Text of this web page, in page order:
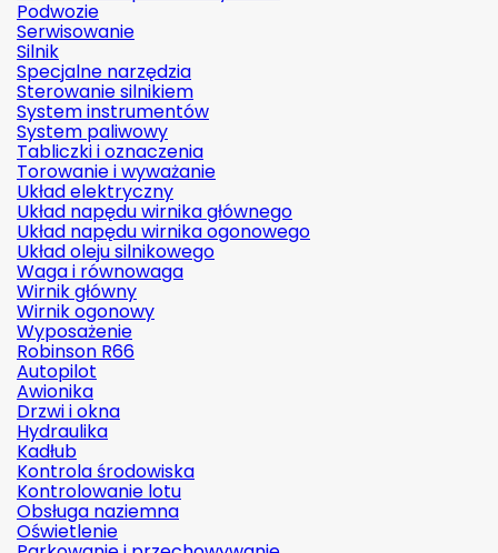
Podwozie
Serwisowanie
Silnik
Specjalne narzędzia
Sterowanie silnikiem
System instrumentów
System paliwowy
Tabliczki i oznaczenia
Torowanie i wyważanie
Układ elektryczny
Układ napędu wirnika głównego
Układ napędu wirnika ogonowego
Układ oleju silnikowego
Waga i równowaga
Wirnik główny
Wirnik ogonowy
Wyposażenie
Robinson R66
Autopilot
Awionika
Drzwi i okna
Hydraulika
Kadłub
Kontrola środowiska
Kontrolowanie lotu
Obsługa naziemna
Oświetlenie